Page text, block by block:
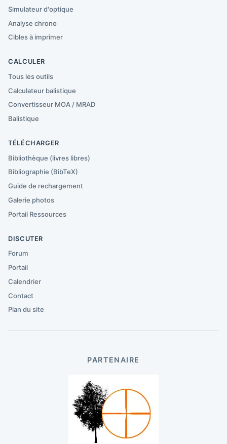
Simulateur d'optique
Analyse chrono
Cibles à imprimer
CALCULER
Tous les outils
Calculateur balistique
Convertisseur MOA / MRAD
Balistique
TÉLÉCHARGER
Bibliothèque (livres libres)
Bibliographie (BibTeX)
Guide de rechargement
Galerie photos
Portail Ressources
DISCUTER
Forum
Portail
Calendrier
Contact
Plan du site
PARTENAIRE